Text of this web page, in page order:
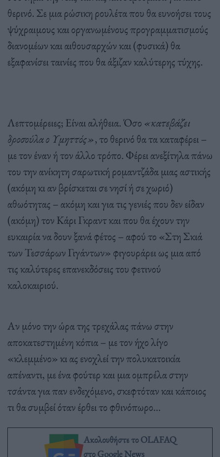
θερινό. Σε μια ρώσικη ρουλέτα που θα ευνοήσει τους
ψύχραιμους και οργανωμένους προγραμματισμούς
διανομέων και αιθουσαρχών και (φυσικά) θα
εξαφανίσει ταινίες που θα άξιζαν καλύτερης τύχης.
Λεπτομέρειες; Είναι αλήθεια. Όσο «κατεβάζει
δροσούλα ο Υμηττός», το θερινό θα τα καταφέρει –
με τον έναν ή τον άλλο τρόπο. Φέρει ανεξίτηλα πάνω
του την ανίκητη σαρωτική ρομαντζάδα μιας αστικής
(ακόμη κι αν βρίσκεται σε νησί ή σε χωριό)
αθωότητας – ακόμη και για τις γενιές που δεν είδαν
(ακόμη) τον Κάρι Γκραντ και που θα έχουν την
ευκαιρία να δουν ξανά φέτος – αφού το «Στη Σκιά
των Τεσσάρων Γιγάντων» φιγουράρει ως μια από
τις καλύτερες επανεκδόσεις του φετινού
καλοκαιριού.
Αν μόνο την ώρα της τρεχάλας πάνω στην
αποκατεστημένη κόπια – με τον ήχο λίγο
«κλεμμένο» κι ας ενοχλεί την πολυκατοικία
απέναντι, με ένα φούτερ και μια ομπρέλα στην
τσάντα για παν ενδεχόμενο, σκεφτόταν και κάποιος
τι θα συμβεί όταν έρθει το φθινόπωρο…
Ακολουθήστε το OLAFAQ
στο Google News